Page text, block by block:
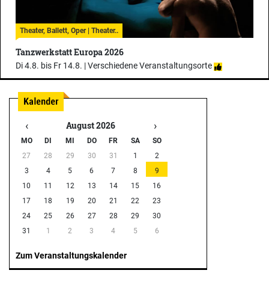
Theater, Ballett, Oper | Theater..
Tanzwerkstatt Europa 2026
Di 4.8. bis Fr 14.8. |Verschiedene Veranstaltungsorte
‹ August 2026 ›
MO DI MI DO FR SA
SO
27
28 29 30 31 1
2
3
4 5 6 7 8
9
10
11 12 13 14 15
16
17
18 19 20 21 22
23
24
25 26 27 28 29
30
31
1 2 3 4 5 6
Zum Veranstaltungskalender